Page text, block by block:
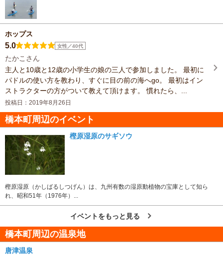
ホップス
5.0 女性／40代
たかこさん
主人と10歳と12歳の小学生の娘の三人で参加しました。 最初に
パドルの使い方を教わり、すぐに目の前の海へgo。 最初はイン
ストラクターの方がついて教えて頂けます。 慣れたら、...
投稿日：2019年8月26日
橋本町周辺のイベント
樫原湿原のサギソウ
樫原湿原（かしばるしつげん）は、九州有数の湿原動植物の宝庫として知ら
れ、昭和51年（1976年）...
イベントをもっと見る
橋本町周辺の温泉地
唐津温泉